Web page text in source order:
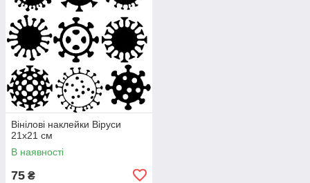
Вінілові наклейки Віруси
21х21 см
В наявності
75 ₴